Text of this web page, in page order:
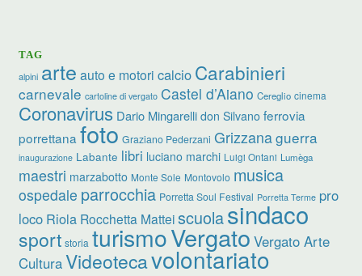
TAG
alpini arte auto e motori calcio Carabinieri
carnevale cartoline di vergato Castel d’Aiano Cereglio cinema
Coronavirus Dario Mingarelli don Silvano ferrovia
porrettana foto Graziano Pederzani Grizzanaguerra
inaugurazione Labante libri luciano marchi Luigi Ontani Lumèga
maestri marzabotto Monte Sole Montovolo musica
ospedale parrocchia Porretta Soul Festival Porretta Terme pro
loco Riola Rocchetta Matteiscuolasindaco
sport storia turismoVergato Vergato Arte
CulturaVideotecavolontariato